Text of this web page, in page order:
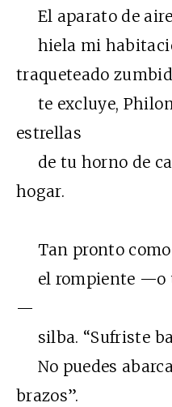
El aparato de
hiela mi
traqueteado
te excluye,
estrellas
de tu horno de
hogar.
Tan pronto como
el rompiente —o
—
silba. “Sufriste
No puedes
brazos”.